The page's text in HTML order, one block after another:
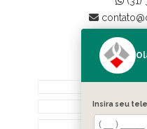
Insira seu